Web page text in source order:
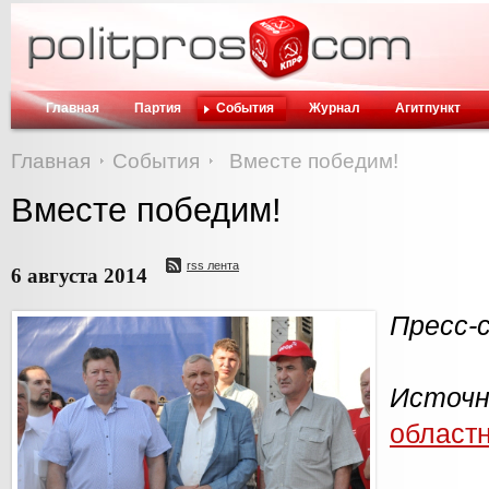
Главная Партия События Журнал Агитпункт
Главная События Вместе победим!
Вместе победим!
6 августа 2014 rss лента